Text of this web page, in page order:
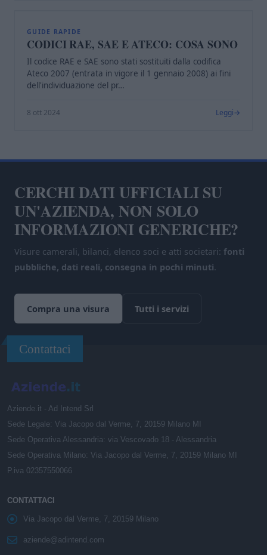
C
GUIDE RAPIDE
CODICI RAE, SAE E ATECO: COSA SONO
Il codice RAE e SAE sono stati sostituiti dalla codifica
Ateco 2007 (entrata in vigore il 1 gennaio 2008) ai fini
dell'individuazione del pr…
8 ott 2024 Leggi
CERCHI DATI UFFICIALI SU
UN'AZIENDA, NON SOLO
INFORMAZIONI GENERICHE?
Visure camerali, bilanci, elenco soci e atti societari: fonti
pubbliche, dati reali, consegna in pochi minuti.
Compra una visura Tutti i servizi
Contattaci
Aziende.it - Ad Intend Srl
Sede Legale: Via Jacopo dal Verme, 7, 20159 Milano MI
Sede Operativa Alessandria: via Vescovado 18 - Alessandria
Sede Operativa Milano: Via Jacopo dal Verme, 7, 20159 Milano MI
P.iva 02357550066
CONTATTACI
Via Jacopo dal Verme, 7, 20159 Milano
aziende@adintend.com